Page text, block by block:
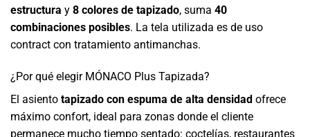
estructura y 8 colores de tapizado, suma 40
combinaciones posibles. La tela utilizada es de uso
contract con tratamiento antimanchas.
¿Por qué elegir MÓNACO Plus Tapizada?
El asiento tapizado con espuma de alta densidad ofrece
máximo confort, ideal para zonas donde el cliente
permanece mucho tiempo sentado: coctelías, restaurantes